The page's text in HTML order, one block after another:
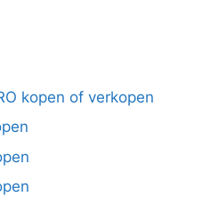
kopen of verkopen